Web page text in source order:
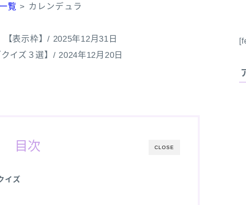
覧 > カレンデュラ
表示枠】/ 2025年12月31日
イズ３選】/ 2024年12月20日
CLOSE
目次
イズ